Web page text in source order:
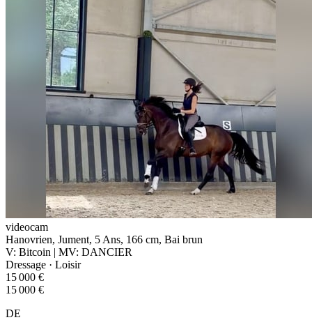
videocam
Hanovrien, Jument, 5 Ans, 166 cm, Bai brun
V: Bitcoin | MV: DANCIER
Dressage · Loisir
15 000 €
15 000 €
DE